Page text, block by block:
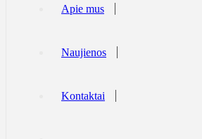
Apie mus
Naujienos
Kontaktai